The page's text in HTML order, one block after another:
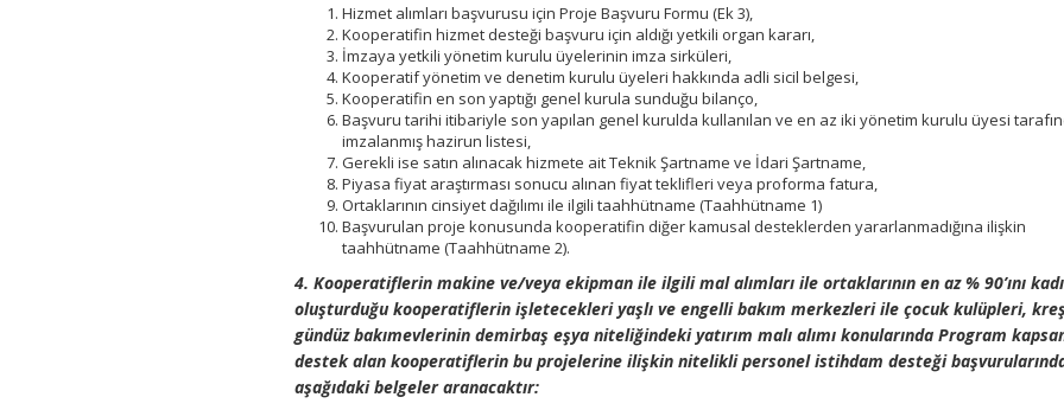
Hizmet alımları başvurusu için Proje Başvuru Formu (Ek 3),
Kooperatifin hizmet desteği başvuru için aldığı yetkili organ kararı,
İmzaya yetkili yönetim kurulu üyelerinin imza sirküleri,
Kooperatif yönetim ve denetim kurulu üyeleri hakkında adli sicil belgesi,
Kooperatifin en son yaptığı genel kurula sunduğu bilanço,
Başvuru tarihi itibariyle son yapılan genel kurulda kullanılan ve en az iki yönetim kurulu üyesi
imzalanmış hazirun listesi,
Gerekli ise satın alınacak hizmete ait Teknik Şartname ve İdari Şartname,
Piyasa fiyat araştırması sonucu alınan fiyat teklifleri veya proforma fatura,
Ortaklarının cinsiyet dağılımı ile ilgili taahhütname (Taahhütname 1)
Başvurulan proje konusunda kooperatifin diğer kamusal desteklerden yararlanmadığına ilişkin
taahhütname (Taahhütname 2).
4. Kooperatiflerinmakine ve/veya ekipman ile ilgili mal alımları ile ortaklarının en az % 90’ını
oluşturduğu kooperatiflerin işletecekleri yaşlı ve engelli bakım merkezleri ile çocuk kulüpleri,
gündüz bakımevlerinin demirbaş eşya niteliğindeki yatırım malı alımı konularında Program
destek alan kooperatiflerin bu projelerine ilişkin nitelikli personel istihdam desteği
aşağıdaki belgeler aranacaktır: